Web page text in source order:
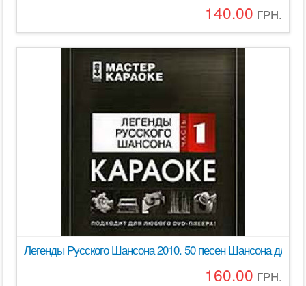
140.00 ГРН.
Легенды Русского Шансона 2010. 50 песен Шансона для
160.00 ГРН.